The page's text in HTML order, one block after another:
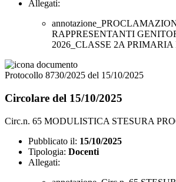
Allegati:
RAPPRESENTANTI
2026_CLASSE 2A
Protocollo 8730/2025 del 15/10/2025
Circolare del 15/10/2025
Circ.n. 65 MODULISTICA STESURA
Pubblicato il: 15/10/2025
Tipologia: Docenti
Allegati: